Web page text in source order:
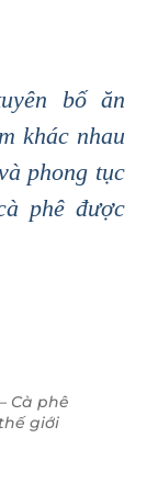
bố ăn
khác nhau
phong tục
phê được
Cà phê
giới